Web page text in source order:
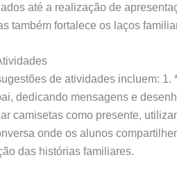
até a realização de
também fortalece os laços
de atividades incluem:
dedicando mensagens e
camisetas como presente,
onde os alunos
das histórias familiares.